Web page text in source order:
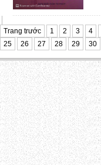
Trang trước 1 2 3 4
25
26 27 28 29 30